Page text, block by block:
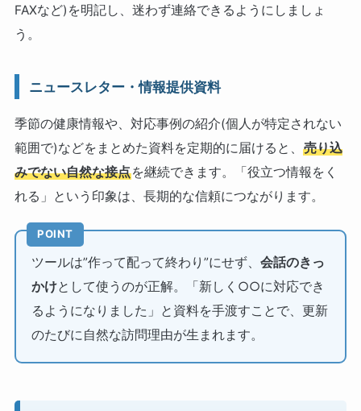
FAXなど)を明記し、迷わず連絡できるようにしましょ
う。
ニュースレター・情報提供資料
季節の健康情報や、対応事例の紹介(個人が特定されない
範囲で)などをまとめた資料を定期的に届けると、 売り込
みでない自然な接点を継続できます。「役立つ情報をく
れる」という印象は、長期的な信頼につながります。
POINT
ツールは”作って配って終わり”にせず、 会話のきっ
かけとして使うのが正解。「新しく○○に対応でき
るようになりました」と資料を手渡すことで、更新
のたびに自然な訪問理由が生まれます。